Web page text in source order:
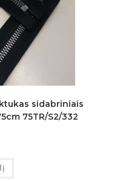
sidabriniais
75TR/S2/332